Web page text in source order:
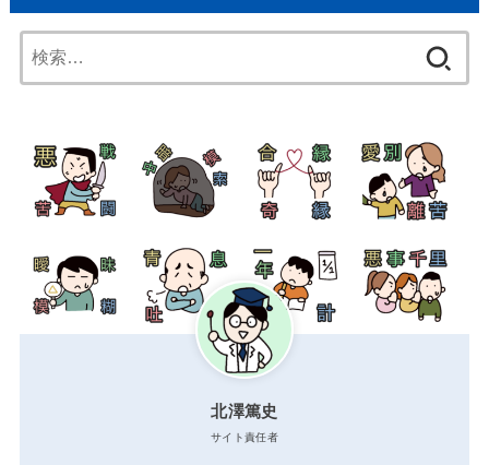
索:
北澤篤史
サイト責任者